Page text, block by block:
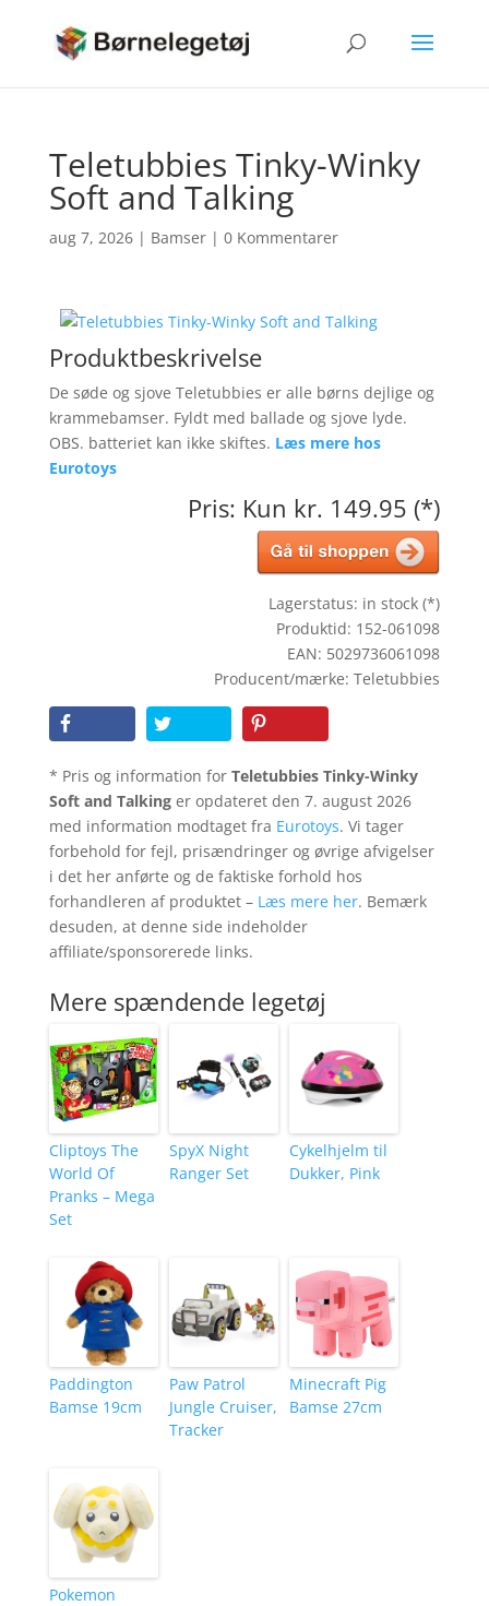
Teletubbies Tinky-Winky
Soft and Talking
aug 7, 2026| Bamser| 0 Kommentarer
Produktbeskrivelse
De søde og sjove Teletubbies er alle børns dejlige og
krammebamser. Fyldt med ballade og sjove lyde.
OBS. batteriet kan ikke skiftes. Læs mere hos
Eurotoys
Pris: Kun kr. 149.95 (*)
Lagerstatus: in stock (*)
Produktid: 152-061098
EAN: 5029736061098
Producent/mærke: Teletubbies
* Pris og information for Teletubbies Tinky-Winky
Soft and Talkinger opdateret den 7. august 2026
med information modtaget fra Eurotoys. Vi tager
forbehold for fejl, prisændringer og øvrige afvigelser
i det her anførte og de faktiske forhold hos
forhandleren af produktet – Læs mere her. Bemærk
desuden, at denne side indeholder
affiliate/sponsorerede links.
Mere spændende legetøj
Cliptoys The
World Of
Pranks – Mega
Set
SpyX Night
Ranger Set
Cykelhjelm til
Dukker, Pink
Paddington
Bamse 19cm
Paw Patrol
Jungle Cruiser,
Tracker
Minecraft Pig
Bamse 27cm
Pokemon